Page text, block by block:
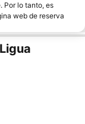
Por lo tanto, es
web de reserva